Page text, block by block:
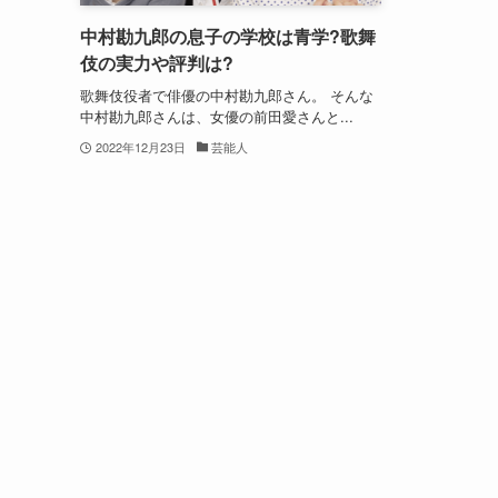
中村勘九郎の息子の学校は青学?歌舞
伎の実力や評判は?
歌舞伎役者で俳優の中村勘九郎さん。 そんな
中村勘九郎さんは、女優の前田愛さんと...
2022年12月23日 芸能人